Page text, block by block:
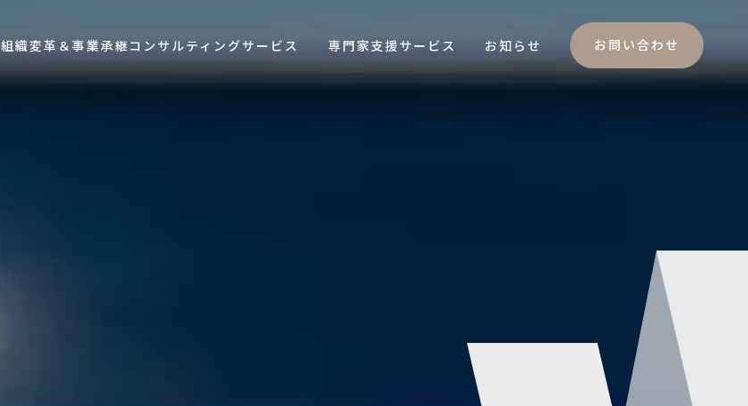
組織変革＆事業承継コンサルティングサービス 専門家支援サービス お知らせ お問い合わせ